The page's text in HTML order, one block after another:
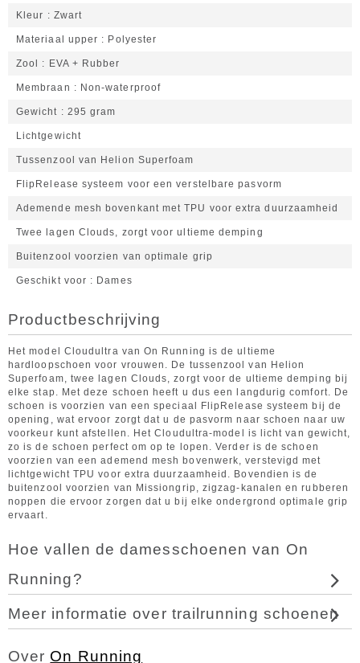
Kleur Zwart
Materiaal upper Polyester
Zool EVA + Rubber
Membraan Non-waterproof
Gewicht 295 gram
Lichtgewicht
Tussenzool van Helion Superfoam
FlipRelease systeem voor een verstelbare pasvorm
Ademende mesh bovenkant met TPU voor extra duurzaamheid
Twee lagen Clouds, zorgt voor ultieme demping
Buitenzool voorzien van optimale grip
Geschikt voor Dames
Productbeschrijving
Het model Cloudultra van On Running is de ultieme
hardloopschoen voor vrouwen. De tussenzool van Helion
Superfoam, twee lagen Clouds, zorgt voor de ultieme demping bij
elke stap. Met deze schoen heeft u dus een langdurig comfort. De
schoen is voorzien van een speciaal FlipRelease systeem bij de
opening, wat ervoor zorgt dat u de pasvorm naar schoen naar uw
voorkeur kunt afstellen. Het Cloudultra-model is licht van gewicht,
zo is de schoen perfect om op te lopen. Verder is de schoen
voorzien van een ademend mesh bovenwerk, verstevigd met
lichtgewicht TPU voor extra duurzaamheid. Bovendien is de
buitenzool voorzien van Missiongrip, zigzag-kanalen en rubberen
noppen die ervoor zorgen dat u bij elke ondergrond optimale grip
ervaart.
Hoe vallen de damesschoenen van On
Running?
Meer informatie over trailrunning schoenen
Over On Running